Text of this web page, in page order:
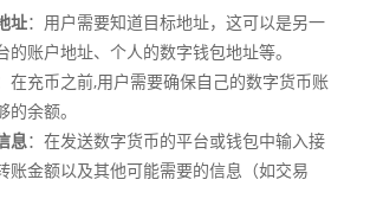
址：用户需要知道目标地址，这可以是另一
的账户地址、个人的数字钱包地址等。
在充币之前,用户需要确保自己的数字货币账
的余额。
息：在发送数字货币的平台或钱包中输入接
账金额以及其他可能需要的信息（如交易